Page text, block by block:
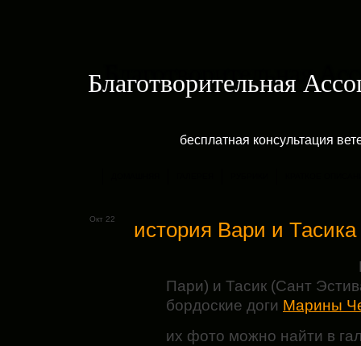
Благотворительная
бесплатная консультация
Окт 22 история Вари и Тасика
Пари) и Тасик (Сант
бордоские доги Марины
их фото можно найти в